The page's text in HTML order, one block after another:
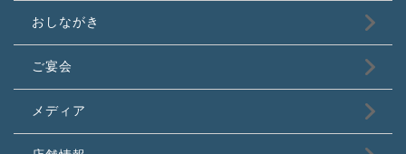
おしながき
ご宴会
メディア